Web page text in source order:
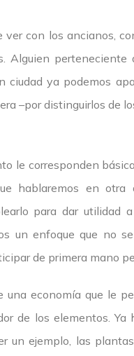
con los ancianos,
Alguien
ciudad ya podemos
–por distinguirlos de
le corresponden
hablaremos en
para dar
un enfoque que no
de primera mano
economía que le
de los elementos.
un ejemplo, las